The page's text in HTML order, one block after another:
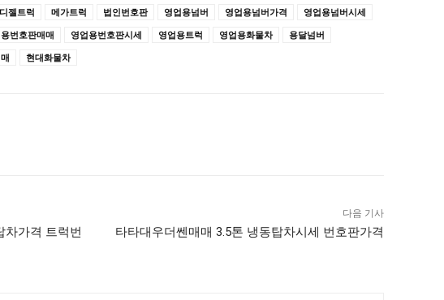
디젤트럭 메가트럭 법인번호판 영업용넘버 영업용넘버가격
영업용넘버시세
번호판매매 영업용번호판시세 영업용트럭 영업용화물차
용달넘버
현대화물차
차가격 트럭번
다음 기사
타타대우더쎈매매 3.5톤 냉동탑차시세 번호판가격